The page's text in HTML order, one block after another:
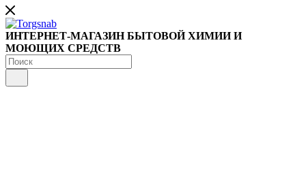
ИНТЕРНЕТ-МАГАЗИН БЫТОВОЙ ХИМИИ И
МОЮЩИХ СРЕДСТВ